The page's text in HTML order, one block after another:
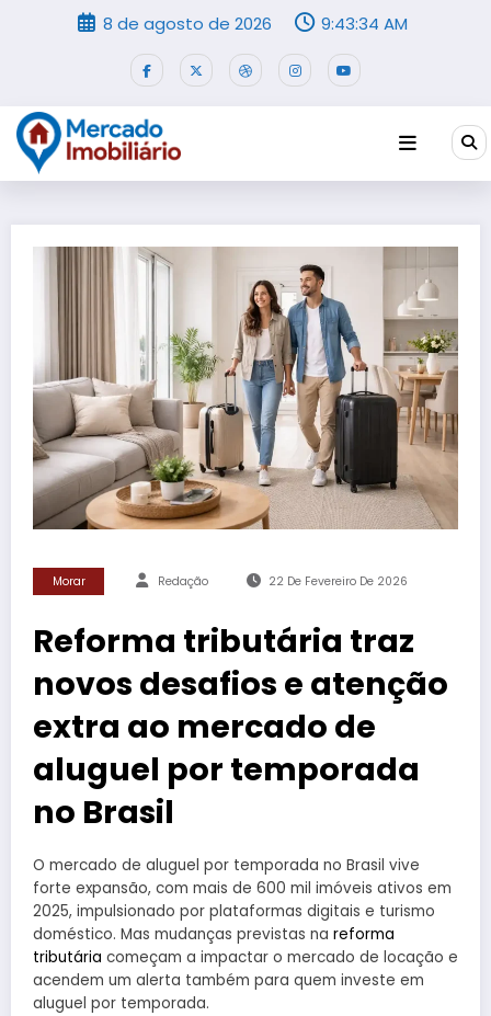
8 de agosto de 2026 9:43:35 AM
Morar Redação 22 De Fevereiro De 2026
Reforma tributária traz
novos desafios e atenção
extra ao mercado de
aluguel por temporada
no Brasil
O mercado de aluguel por temporada no Brasil vive
forte expansão, com mais de 600 mil imóveis ativos em
2025, impulsionado por plataformas digitais e turismo
doméstico. Mas mudanças previstas na reforma
tributária começam a impactar o mercado de locação e
acendem um alerta também para quem investe em
aluguel por temporada.